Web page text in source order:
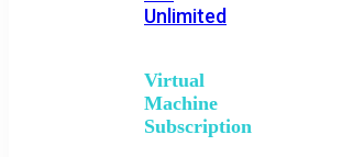
Unlimited
Virtual
Machine
Subscription